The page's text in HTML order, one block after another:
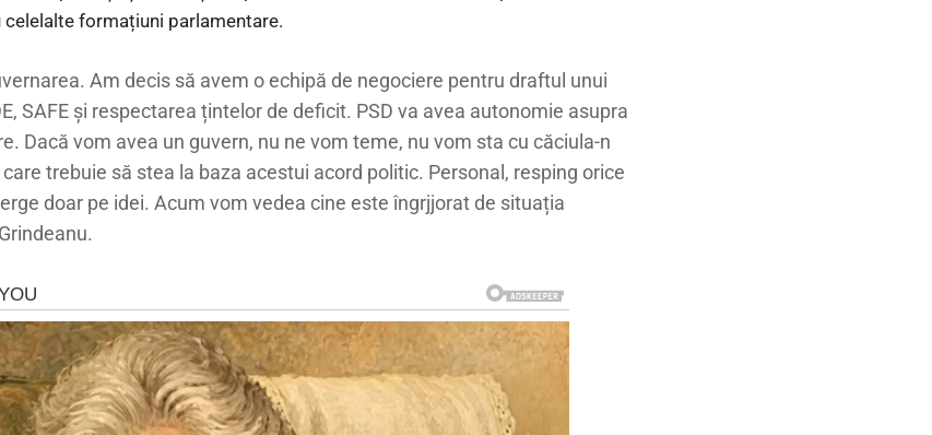
formațiuni parlamentare.
Am decis să avem o echipă de negociere pentru draftul unui
SAFE și respectarea țintelor de deficit. PSD va avea autonomie asupra
Dacă vom avea un guvern, nu ne vom teme, nu vom sta cu căciula-n
trebuie să stea la baza acestui acord politic. Personal, resping orice
doar pe idei. Acum vom vedea cine este îngrjjorat de situația